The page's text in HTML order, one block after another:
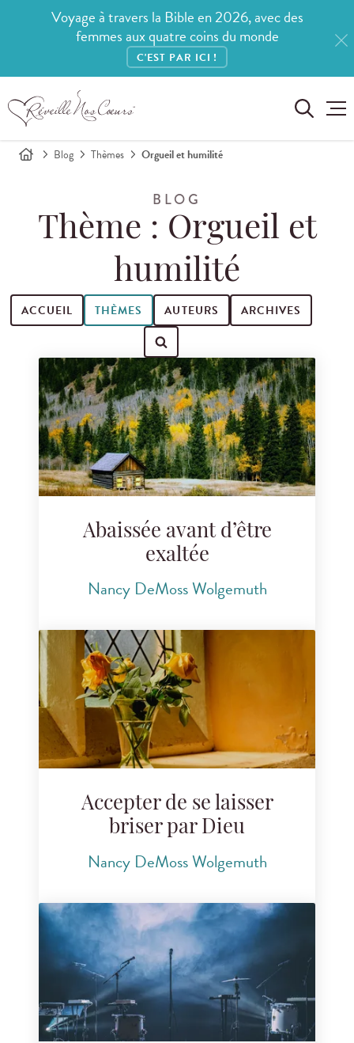
Voyage à travers la Bible en 2026, avec des
femmes aux quatre coins du monde
C'EST PAR ICI !
Blog Thèmes Orgueil et humilité
BLOG
Thème : Orgueil et
humilité
ACCUEIL THÈMES AUTEURS ARCHIVES
Rechercher des articles de blog
Abaissée avant d’être
exaltée
Nancy DeMoss Wolgemuth
Accepter de se laisser
briser par Dieu
Nancy DeMoss Wolgemuth